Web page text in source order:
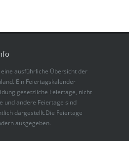
ausführliche Übersicht der
Ein Feiertagskalender
gesetzliche Feiertage, nicht
und andere Feiertage sind
dargestellt.Die Feiertage
ausgegeben.